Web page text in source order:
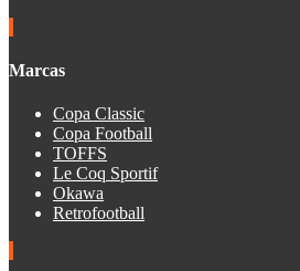
Marcas
Copa Classic
Copa Football
TOFFS
Le Coq Sportif
Okawa
Retrofootball